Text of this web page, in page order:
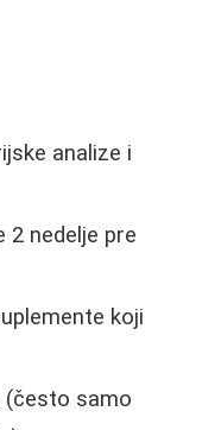
analize i
2 nedelje pre
koji
(često samo